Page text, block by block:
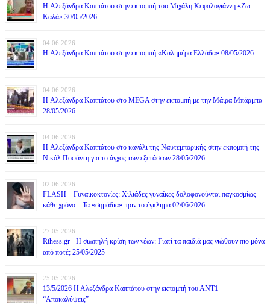
H Αλεξάνδρα Καππάτου στην εκπομπή του Μιχάλη Κεφαλογιάννη «Ζω
Καλά» 30/05/2026
04.06.2026
H Αλεξάνδρα Καππάτου στην εκπομπή «Καλημέρα Ελλάδα» 08/05/2026
04.06.2026
H Αλεξάνδρα Καππάτου στο MEGA στην εκπομπή με την Μάιρα Mπάρμπα
28/05/2026
04.06.2026
H Αλεξάνδρα Καππάτου στο κανάλι της Ναυτεμπορικής στην εκπομπή της
Νικόλ Ποφάντη για το άγχος των εξετάσεων 28/05/2026
02.06.2026
FLASH – Γυναικοκτονίες: Χιλιάδες γυναίκες δολοφονούνται παγκοσμίως
κάθε χρόνο – Τα «σημάδια» πριν το έγκλημα 02/06/2026
27.05.2026
Rthess.gr · Η σιωπηλή κρίση των νέων: Γιατί τα παιδιά μας νιώθουν πιο μόνα
από ποτέ; 25/05/2025
25.05.2026
13/5/2026 Η Αλεξάνδρα Καππάτου στην εκπομπή του ΑΝΤ1
“Αποκαλύψεις”